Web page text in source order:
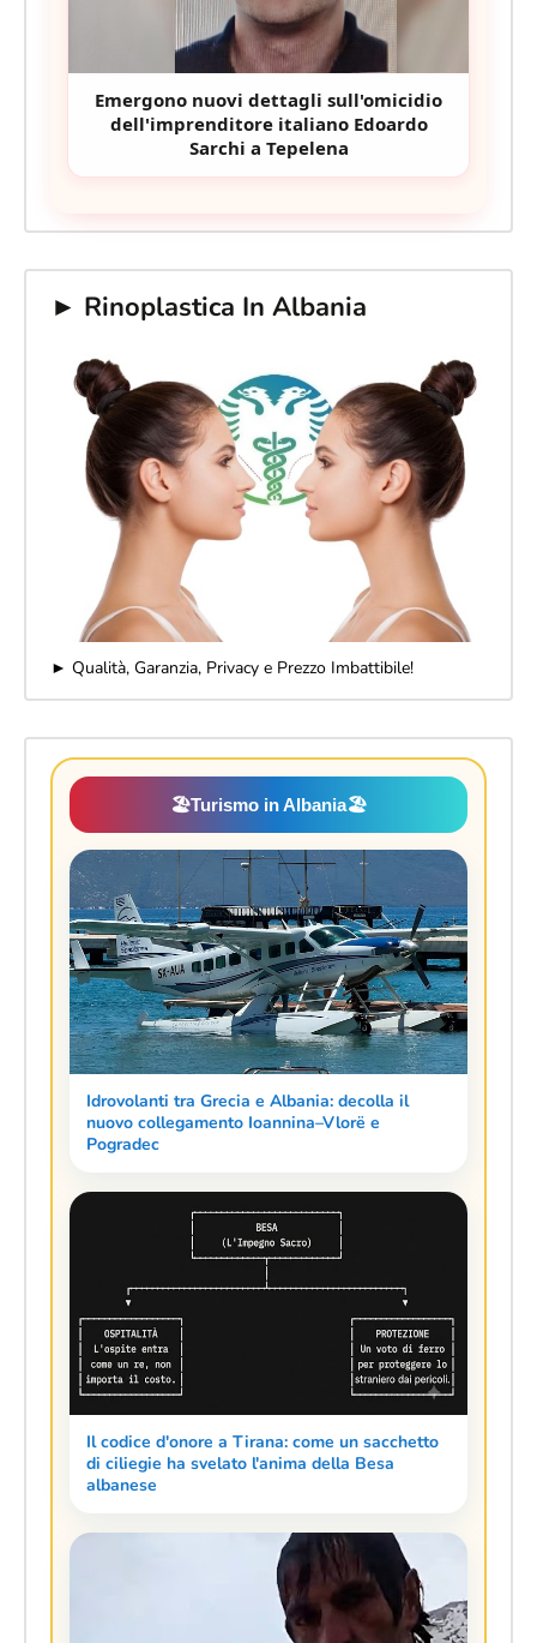
Emergono nuovi dettagli sull'omicidio
dell'imprenditore italiano Edoardo
Sarchi a Tepelena
► Rinoplastica In Albania
► Qualità, Garanzia, Privacy e Prezzo Imbattibile!
🏖️Turismo in Albania🏖️
Idrovolanti tra Grecia e Albania: decolla il
nuovo collegamento Ioannina–Vlorë e
Pogradec
Il codice d'onore a Tirana: come un sacchetto
di ciliegie ha svelato l'anima della Besa
albanese